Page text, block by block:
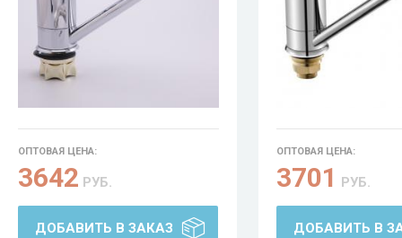
ОПТОВАЯ ЦЕНА:
3642 РУБ.
ДОБАВИТЬ В ЗАКАЗ
ОПТОВАЯ ЦЕНА:
3701 РУБ.
ДОБАВИТЬ В